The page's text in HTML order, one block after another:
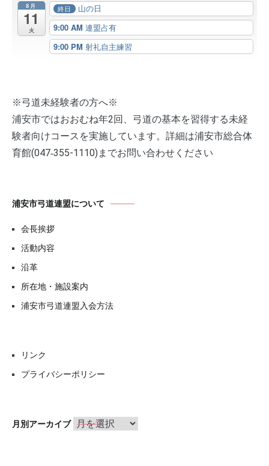
8月
11
火
終日
山の日
9:00 AM 連盟占有
9:00 PM 射礼自主練習
※弓道未経験者の方へ※
浦安市ではおおむね年2回、弓道の基本を習得する未経
験者向けコースを実施しています。詳細は浦安市総合体
育館(047‐355-1110)までお問い合わせください
浦安市弓道連盟について
会長挨拶
活動内容
沿革
所在地・施設案内
浦安市弓道連盟入会方法
リンク
プライバシーポリシー
月別アーカイブ 月
別